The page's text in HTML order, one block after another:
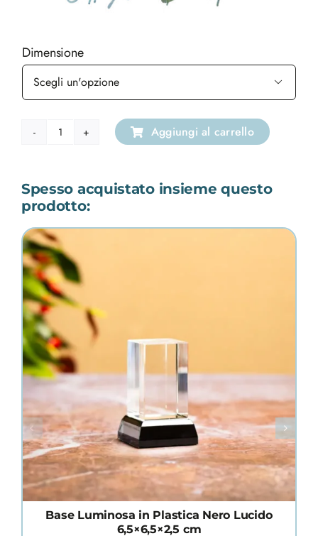
Dimensione

Cristallo
Vitruviano
quantità
Aggiungi al carrello
Spesso acquistato insieme questo
prodotto:
Base Luminosa in Plastica Nero Lucido
6,5×6,5×2,5 cm